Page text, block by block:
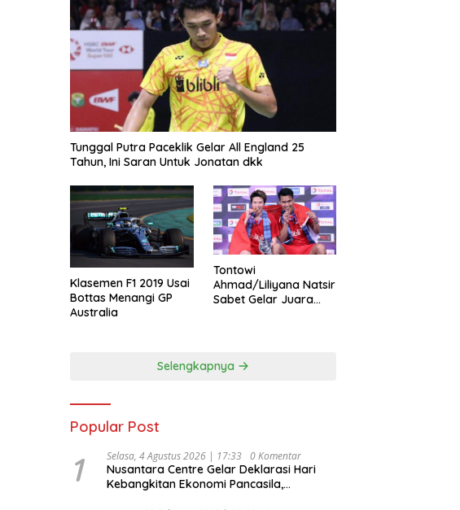
Tunggal Putra Paceklik Gelar All England 25
Tahun, Ini Saran Untuk Jonatan dkk
Klasemen F1 2019 Usai
Bottas Menangi GP
Australia
Tontowi
Ahmad/Liliyana Natsir
Sabet Gelar Juara
Selengkapnya
Popular Post
1 Selasa, 4 Agustus 2026 | 17:33 0 Komentar
Nusantara Centre Gelar Deklarasi Hari
Kebangkitan Ekonomi Pancasila,